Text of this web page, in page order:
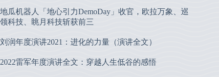
地瓜机器人「地心引力DemoDay」收官，欧拉万象、巡
领科技、眺月科技斩获前三
刘润年度演讲2021：进化的力量（演讲全文）
2022雷军年度演讲全文：穿越人生低谷的感悟